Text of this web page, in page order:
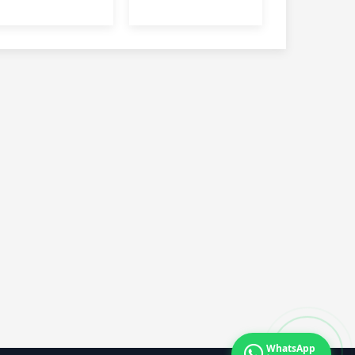
WhatsApp